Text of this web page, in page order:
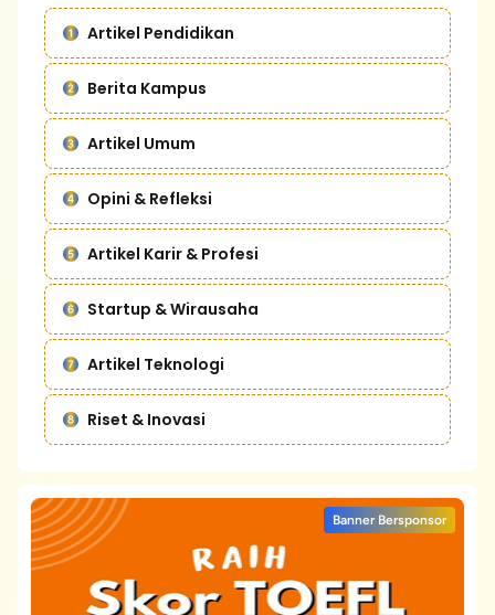
Artikel Pendidikan
Berita Kampus
Artikel Umum
Opini & Refleksi
Artikel Karir & Profesi
Startup & Wirausaha
Artikel Teknologi
Riset & Inovasi
Banner Bersponsor